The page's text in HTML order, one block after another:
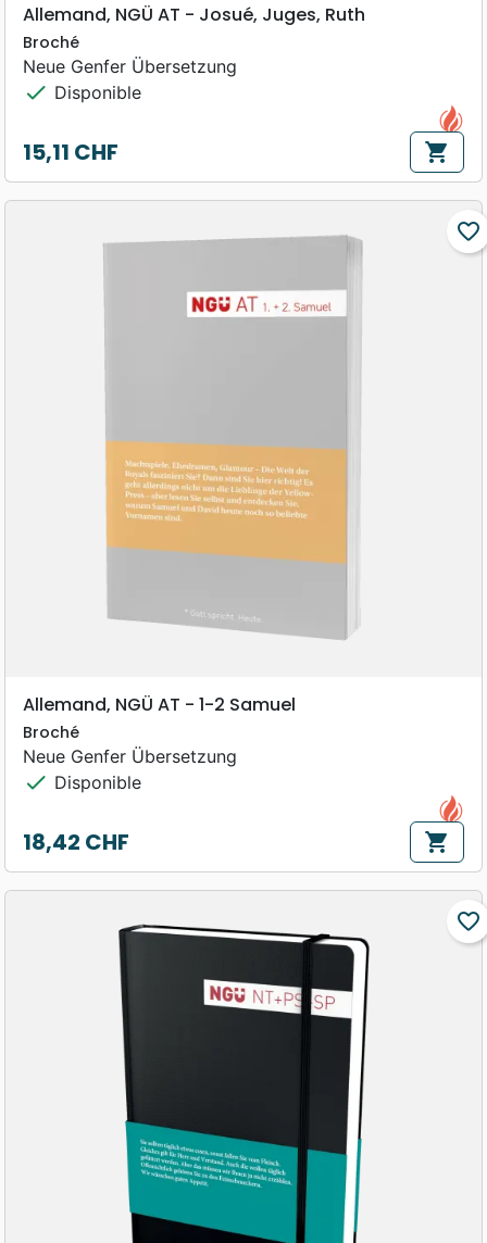
Allemand, NGÜ AT - Josué, Juges, Ruth
Broché
Neue Genfer Übersetzung
check Disponible
Prix
15,11 CHF shopping_cart
favorite_border
Allemand, NGÜ AT - 1-2 Samuel
Broché
Neue Genfer Übersetzung
check Disponible
Prix
18,42 CHF shopping_cart
favorite_border